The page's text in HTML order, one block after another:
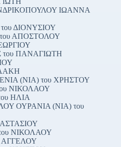
ΙΩΑΝΝΑ
ΔΙΟΝΥΣΙΟΥ
ΑΠΟΣΤΟΛΟΥ
ΠΑΝΑΓΙΩΤΗ
(ΝΙΑ) του ΧΡΗΣΤΟΥ
ΝΙΚΟΛΑΟΥ
ΗΛΙΑ
ΟΥΡΑΝΙΑ (ΝΙΑ) του
ΝΙΚΟΛΑΟΥ
ΑΓΓΕΛΟΥ